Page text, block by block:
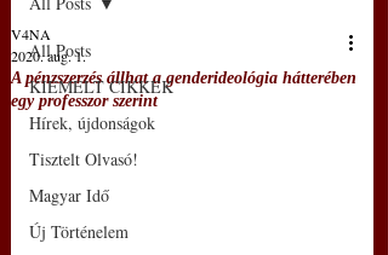
All Posts
KIEMELT CIKKEK
Hírek, újdonságok
Tisztelt Olvasó!
Magyar Idő
Új Történelem
A pénzszerzés állhat a genderideológia hátterében
egy professzor szerint
V4NA
2020. aug. 1.